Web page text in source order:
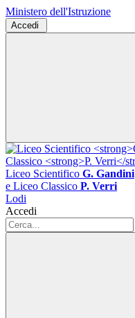
Ministero dell'Istruzione
Accedi
Liceo Scientifico G. Gandini
e Liceo Classico P. Verri
Lodi
Accedi